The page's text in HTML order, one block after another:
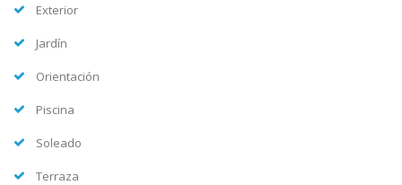
Exterior
Jardín
Orientación
Piscina
Soleado
Terraza